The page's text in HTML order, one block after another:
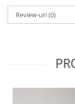
Review-uri(0)